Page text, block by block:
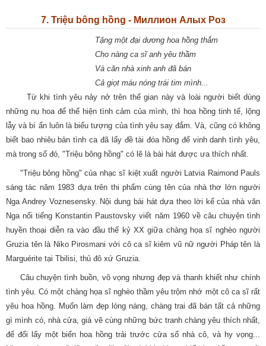
7. Triệu bông hồng - Миллион Алых Роз
Tặng một đại dương hoa hồng thắm
Cho nàng ca sĩ anh yêu thầm
Và căn nhà xinh anh đã bán
Cả giọt máu nóng trái tim mình...
Từ khi tình yêu nảy nở trên thế gian này và loài người biết dùng
những nụ hoa để thể hiện tình cảm của mình, thì hoa hồng tinh tế, lộng
lẫy và bí ẩn luôn là biểu tượng của tình yêu say đắm. Và, cũng có không
biết bao nhiêu bản tình ca đã lấy đề tài đóa hồng để vinh danh tình yêu,
mà trong số đó, "Triệu bông hồng" có lẽ là bài hát được ưa thích nhất.
"Triệu bông hồng" của nhạc sĩ kiệt xuất người Latvia Raimond Pauls
sáng tác năm 1983 dựa trên thi phẩm cùng tên của nhà thơ lớn người
Nga Andrey Voznesensky. Nội dung bài hát dựa theo lời kể của nhà văn
Nga nổi tiếng Konstantin Paustovsky viết năm 1960 về câu chuyện tình
huyền thoại diễn ra vào đầu thế kỷ XX giữa chàng họa sĩ nghèo người
Gruzia tên là Niko Pirosmani với cô ca sĩ kiêm vũ nữ người Pháp tên là
Marguérite tại Tbilisi, thủ đô xứ Gruzia.
Câu chuyện tình buồn, vô vọng nhưng đẹp và thanh khiết như chính
tình yêu. Có một chàng họa sĩ nghèo thầm yêu trộm nhớ một cô ca sĩ rất
yêu hoa hồng. Muốn làm đẹp lòng nàng, chàng trai đã bán tất cả những
gì mình có, nhà cửa, giá vẽ cùng những bức tranh chàng yêu thích nhất,
để đổi lấy một biển hoa hồng trải trước cửa sổ nhà cô, và hy vọng...